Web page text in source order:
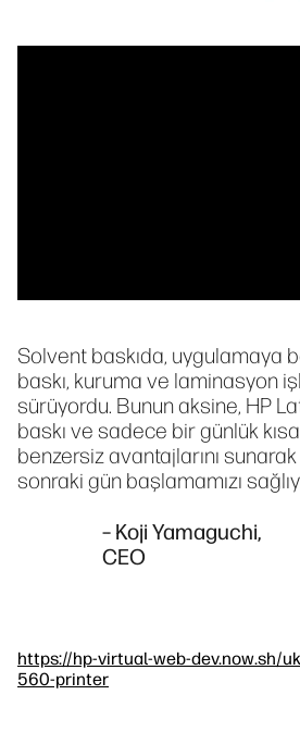
Solvent baskıda, uygulamaya
baskı, kuruma ve laminasyon
sürüyordu. Bunun aksine, HP
baskı ve sadece bir günlük
benzersiz avantajlarını
sonraki gün başlamamızı
– Koji Yamaguchi,
CEO
https://hp-virtual-web-dev.now.sh/
560-printer